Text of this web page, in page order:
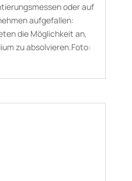
oder auf
aufgefallen:
die Möglichkeit an,
zu absolvieren.Foto: